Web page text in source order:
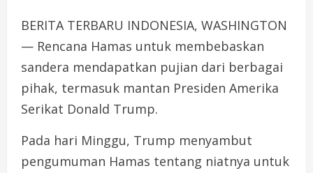
BERITA TERBARU INDONESIA, WASHINGTON
— Rencana Hamas untuk membebaskan
sandera mendapatkan pujian dari berbagai
pihak, termasuk mantan Presiden Amerika
Serikat Donald Trump.
Pada hari Minggu, Trump menyambut
pengumuman Hamas tentang niatnya untuk